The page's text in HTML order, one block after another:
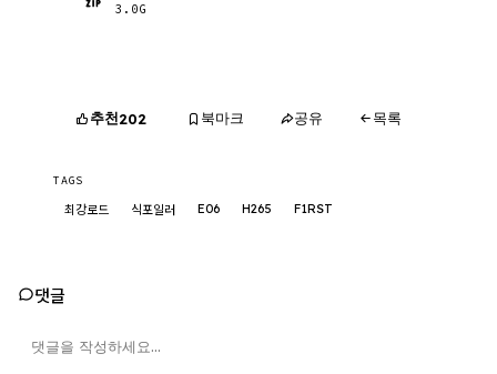
3.0G
추천202 북마크 공유 목록
TAGS
최강로드 식포일러 E06 H265 F1RST
댓글